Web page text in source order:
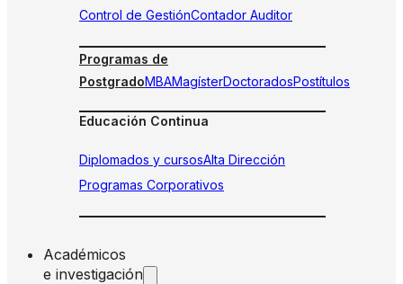
Control de GestiónContador Auditor
Programas de
PostgradoMBAMagísterDoctoradosPostítulos
Educación Continua
Diplomados y cursosAlta Dirección
Programas Corporativos
Académicos
e investigación